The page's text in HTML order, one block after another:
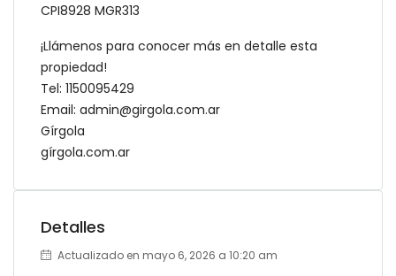
CPI8928 MGR313
¡Llámenos para conocer más en detalle esta
propiedad!
Tel: 1150095429
Email: admin@girgola.com.ar
Gírgola
gírgola.com.ar
Detalles
Actualizado en mayo 6, 2026 a 10:20 am